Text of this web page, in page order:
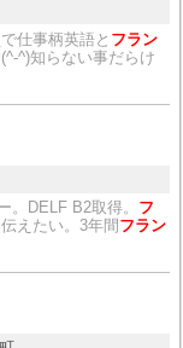
仕事柄英語と フラン
^)知らない事だらけ
。DELF B2取得。 フ
えたい。3年間 フラン